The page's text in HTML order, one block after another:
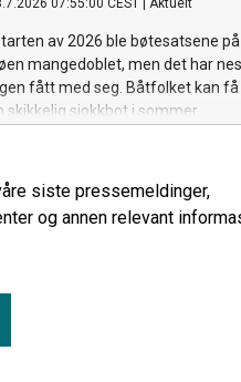
07:55:00 CEST Aktuelt
av 2026 ble bøtesatsene på
mangedoblet, men det har
fått med seg. Båtfolket kan få
skikkelig sjokkbot i sommer.
siste pressemeldinger,
og annen relevant